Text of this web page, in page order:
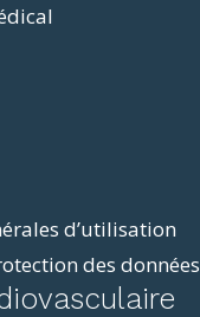
d’utilisation
des données